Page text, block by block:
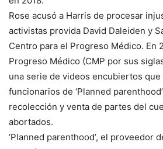
Rose acusó a Harris de procesar
activistas provida David Daleiden y
Centro para el Progreso Médico. En
Progreso Médico (CMP por sus
una serie de videos encubiertos que
funcionarios de ‘Planned
recolección y venta de partes del
abortados.
‘Planned parenthood’, el proveedor